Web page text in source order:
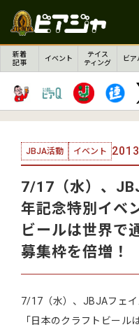
新着
記事
イベント
テイス
ティング
ビア
JBJA活動 イベント
7/17（水）、
年記念特別イベ
ビールは世界で
募集枠を倍増！
7/17（水）、JBJAフェ
「日本のクラフトビール